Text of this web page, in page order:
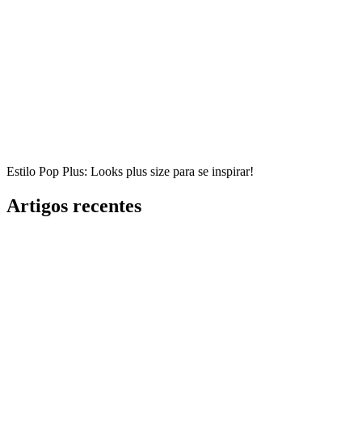
Estilo Pop Plus: Looks plus size para se inspirar!
Artigos recentes